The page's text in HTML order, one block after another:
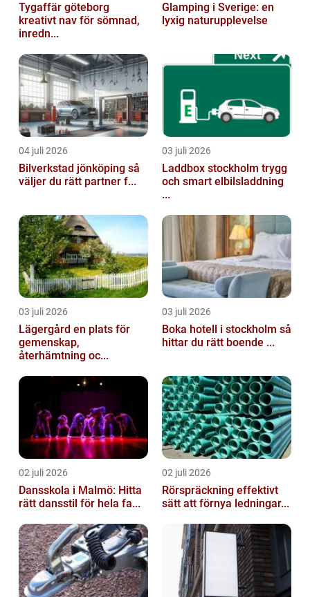
Tygaffär göteborg
kreativt nav för sömnad,
inredn...
Glamping i Sverige: en
lyxig naturupplevelse
04 juli 2026
Bilverkstad jönköping så
väljer du rätt partner f...
03 juli 2026
Laddbox stockholm trygg
och smart elbilsladdning
...
03 juli 2026
Lägergård en plats för
gemenskap,
återhämtning oc...
03 juli 2026
Boka hotell i stockholm så
hittar du rätt boende ...
02 juli 2026
Dansskola i Malmö: Hitta
rätt dansstil för hela fa...
02 juli 2026
Rörspräckning effektivt
sätt att förnya ledningar...